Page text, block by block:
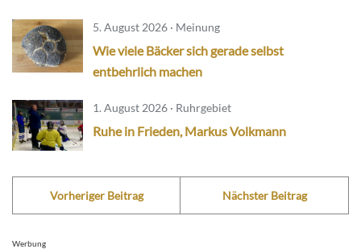
5. August 2026 · Meinung
Wie viele Bäcker sich gerade selbst
entbehrlich machen
1. August 2026 · Ruhrgebiet
Ruhe in Frieden, Markus Volkmann
Vorheriger Beitrag Nächster Beitrag
Werbung